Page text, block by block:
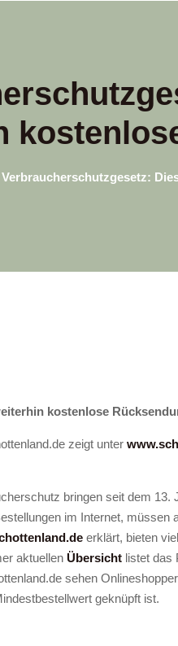
Verbraucherschutzgesetz:
kostenlose
zeigt unter
bringen seit dem
im Internet, müssen
erklärt, bieten
aktuellen Übersicht listet das
sehen
geknüpft ist.